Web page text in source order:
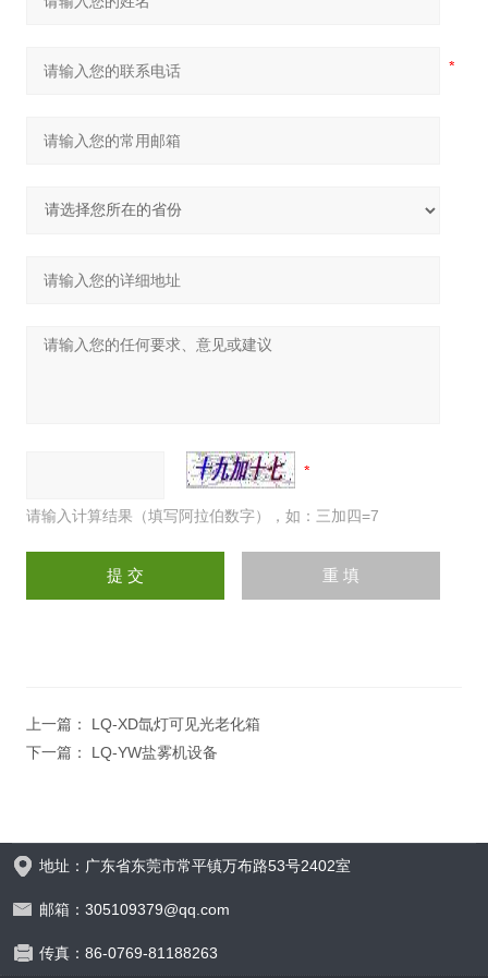
请输入计算结果（填写阿拉伯数字），如：三加四=7
上一篇： LQ-XD氙灯可见光老化箱
下一篇： LQ-YW盐雾机设备
地址：广东省东莞市常平镇万布路53号2402室
邮箱：305109379@qq.com
传真：86-0769-81188263